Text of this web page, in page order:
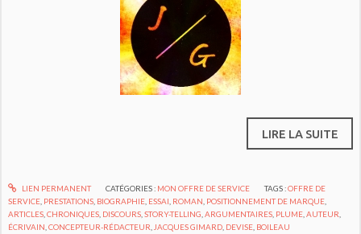
LIRE LA SUITE
LIEN PERMANENT CATÉGORIES : MON OFFRE DE SERVICE TAGS :OFFRE DE
SERVICE PRESTATIONS BIOGRAPHIE ESSAI ROMAN POSITIONNEMENT DE MARQUE
ARTICLES ,CHRONIQUES DISCOURS ,STORY-TELLING ,ARGUMENTAIRES PLUME ,AUTEUR
ÉCRIVAIN ,CONCEPTEUR-RÉDACTEUR JACQUES GIMARD DEVISE BOILEAU